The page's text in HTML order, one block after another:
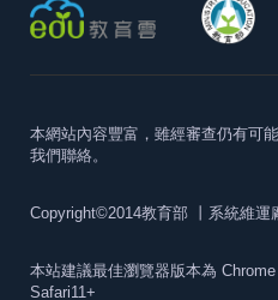
本網站內容豐富，雖經審查仍有可
我們聯絡。
Copyright©2014教育部 丨系統維
本站建議最佳瀏覽器版本為
Safari11+